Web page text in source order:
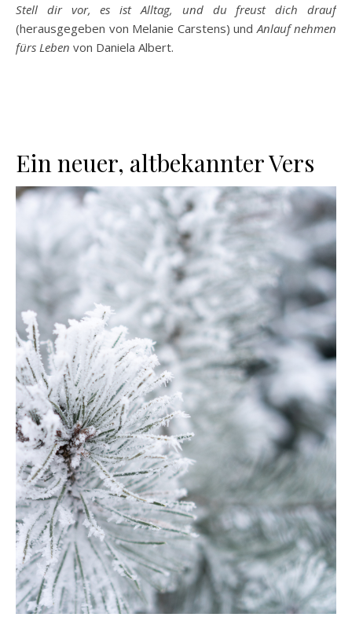
Stell dir vor, es ist Alltag, und du freust dich drauf
(herausgegeben von Melanie Carstens) undAnlauf nehmen
fürs Leben von Daniela Albert.
Ein neuer, altbekannter Vers